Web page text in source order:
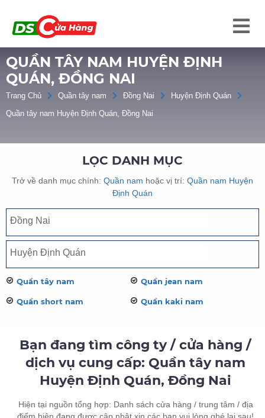
QUẦN TÂY NAM HUYỆN ĐỊNH
QUÁN, ĐỒNG NAI
Trang Chủ Quần tây nam Đồng Nai
Huyện Định Quán
Quần tây nam Huyện Định Quán, Đồng Nai
LỌC DANH MỤC
Trở về danh mục chính: Quần nam hoặc vị trí: Quần nam Huyện
Định Quán
Quần tây nam Quần jean nam
Quần short nam Quần kaki nam
Bạn đang tìm công ty / cửa hàng /
dịch vụ cung cấp: Quần tây nam
Huyện Định Quán, Đồng Nai
Hiện tại nguồn tổng hợp: Danh sách cửa hàng / trung tâm / địa